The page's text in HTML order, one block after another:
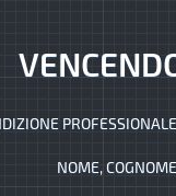
NOME,